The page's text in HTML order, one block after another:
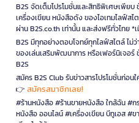
B2S จัดเต็มโปรโมชั่นและสิทธิพิเศษเพีย
เครื่องเขียน หนังสือดัง ของไอเทมไลฟ์
ผ่าน B2S.co.th เท่านั้น และส่งฟรีทั่วไทย
B2S มีทุกอย่างตอบโจทย์ทุกไลฟ์สไตล์ ไม่
ของเล่นเสริมพัฒนาการ หรือเฟอร์นิเจอร์
B2S
สมัคร B2S Club รับข่าวสารโปรโมชั่นก่อน
👉 สมัครสมาชิกเลย!
#ร้านหนังสือ #ร้านขายหนังสือ ใกล้ฉัน #ก
หนังสือ ออนไลน์ #เครื่องเขียน บีทูเอส #